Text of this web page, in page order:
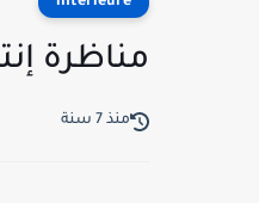
مناظرة
منذ 7 سنة